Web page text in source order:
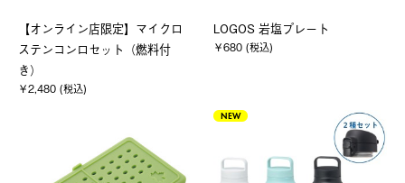
【オンライン店限定】マイクロ
ステンコンロセット（燃料付
き）
￥2,480 (税込)
LOGOS 岩塩プレート
￥680 (税込)
NEW